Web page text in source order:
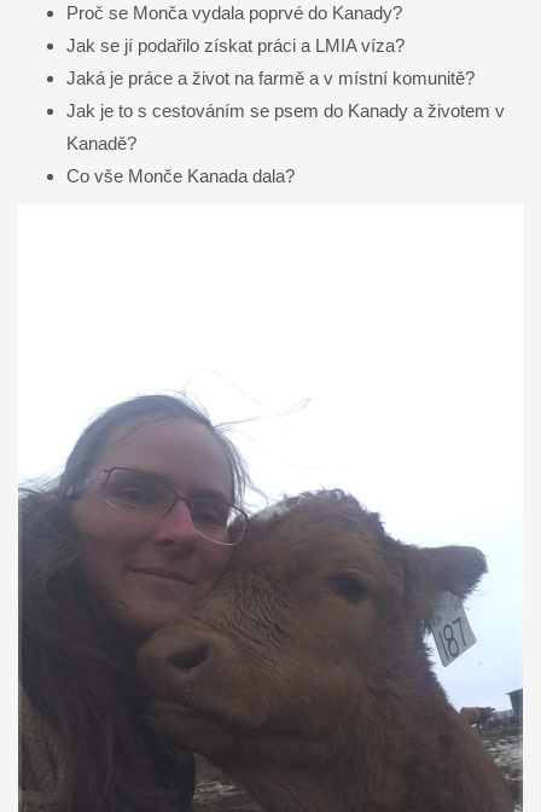
Proč se Monča vydala poprvé do Kanady?
Jak se jí podařilo získat práci a LMIA víza?
Jaká je práce a život na farmě a v místní komunitě?
Jak je to s cestováním se psem do Kanady a životem v
Kanadě?
Co vše Monče Kanada dala?